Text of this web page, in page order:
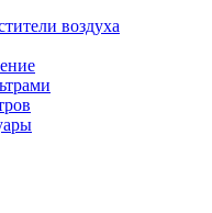
воздуха